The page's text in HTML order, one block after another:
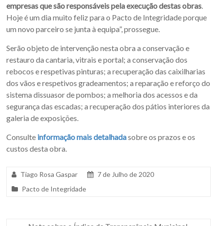
empresas que são responsáveis pela execução destas obras
Hoje é um dia muito feliz para o Pacto de Integridade porque
um novo parceiro se junta à equipa”, prossegue.
Serão objeto de intervenção nesta obra a conservação e
restauro da cantaria, vitrais e portal; a conservação dos
rebocos e respetivas pinturas; a recuperação das caixilharias
dos vãos e respetivos gradeamentos; a reparação e reforço do
sistema dissuasor de pombos; a melhoria dos acessos e da
segurança das escadas; a recuperação dos pátios interiores da
galeria de exposições.
Consulte informação mais detalhadasobre os prazos e os
custos desta obra.
Tiago Rosa Gaspar
7 de Julho de 2020
Pacto de Integridade